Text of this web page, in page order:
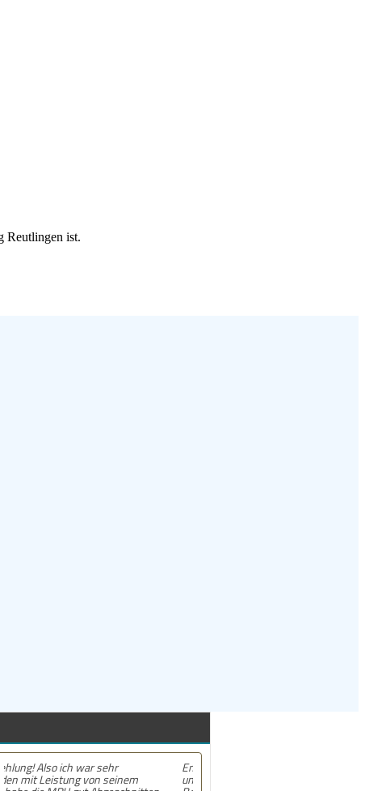
Reutlingen ist.
Empfehlung! Sehr professionelles und
unsagbar freundliches Team. Die